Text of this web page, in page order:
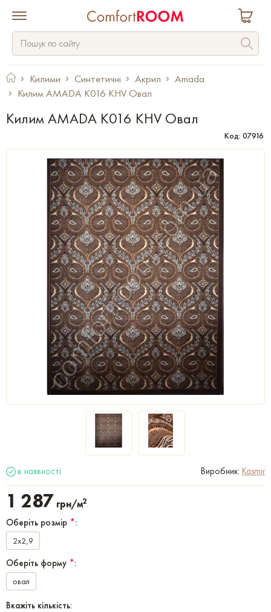
Килими Синтетичні Акрил
Amada
Килим AMADA K016 KHV Овал
Килим AMADA K016 KHV Овал
Код: 07916
в наявності Виробник: Kasmir
1 287 грн/м2
Оберіть розмір *:
2x2,9
Оберіть форму *:
овал
Вкажіть кількість: